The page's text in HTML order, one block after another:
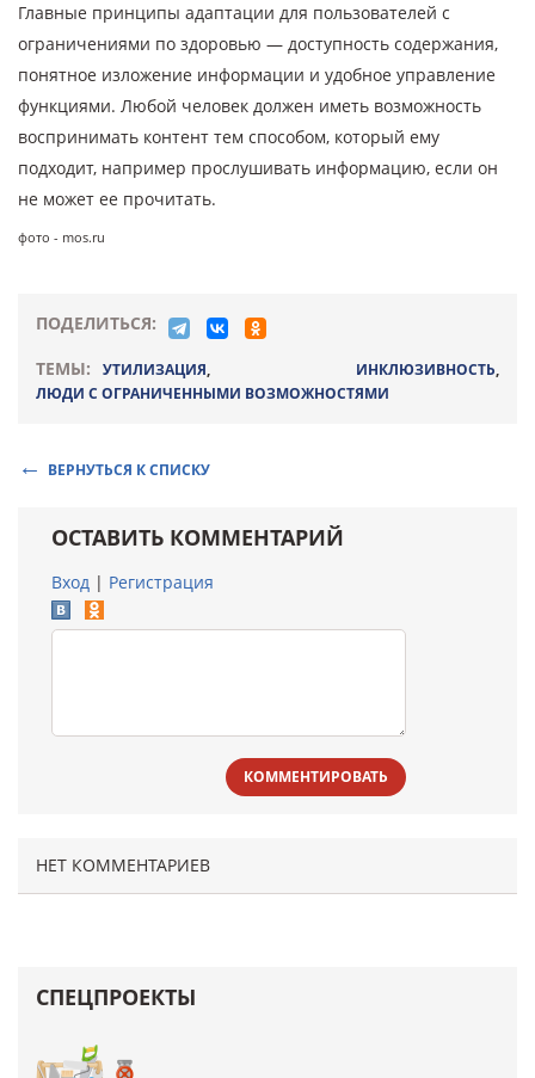
Главные принципы адаптации для пользователей с
ограничениями по здоровью — доступность содержания,
понятное изложение информации и удобное управление
функциями. Любой человек должен иметь возможность
воспринимать контент тем способом, который ему
подходит, например прослушивать информацию, если он
не может ее прочитать.
фото - mos.ru
ПОДЕЛИТЬСЯ:
ТЕМЫ:
УТИЛИЗАЦИЯ, ИНКЛЮЗИВНОСТЬ,
ЛЮДИ С ОГРАНИЧЕННЫМИ ВОЗМОЖНОСТЯМИ
ВЕРНУТЬСЯ К СПИСКУ
ОСТАВИТЬ КОММЕНТАРИЙ
Вход | Регистрация
КОММЕНТИРОВАТЬ
НЕТ КОММЕНТАРИЕВ
СПЕЦПРОЕКТЫ